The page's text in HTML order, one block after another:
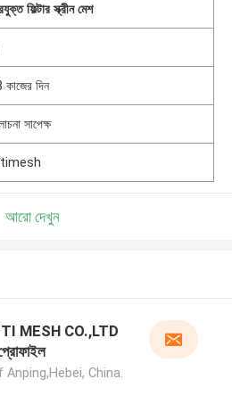
ফিল্টার স্ক্রীন মেশ
দিন
সাপেক্ষ
আরো দেখুন
MESH CO.,LTD
China.